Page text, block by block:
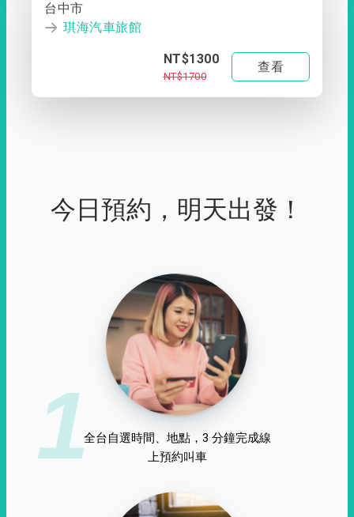
台中市
琪海汽車旅館
NT$1300
NT$1700
查看
今日預約，明天出發！
1全台自選時間、地點，3 分鐘完成線
上預約叫車